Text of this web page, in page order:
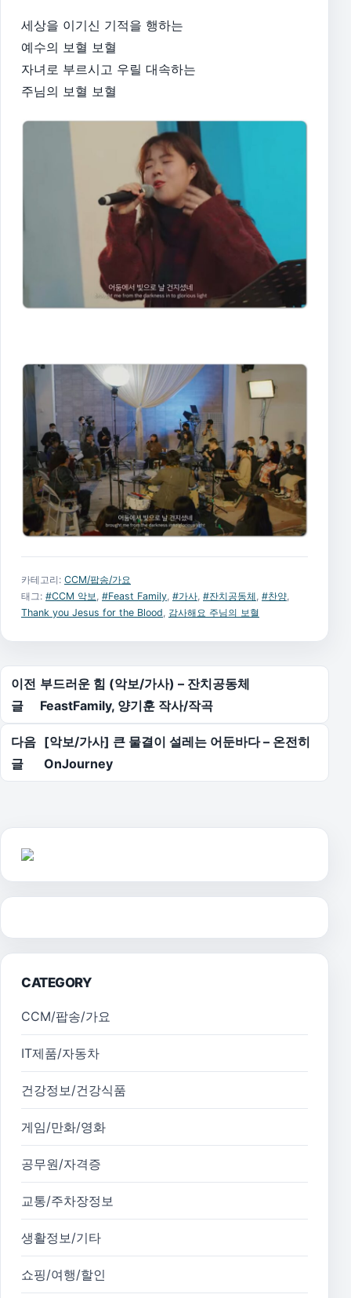
세상을 이기신 기적을 행하는
예수의 보혈 보혈
자녀로 부르시고 우릴 대속하는
주님의 보혈 보혈
카테고리: CCM/팝송/가요
태그: #CCM 악보, #Feast Family, #가사, #잔치공동체, #찬양,
Thank you Jesus for the Blood, 감사해요 주님의 보혈
글 탐색
이전
글
부드러운 힘 (악보/가사) – 잔치공동체
FeastFamily, 양기훈 작사/작곡
다음
글
[악보/가사] 큰 물결이 설레는 어둔바다 – 온전히
OnJourney
CATEGORY
CCM/팝송/가요
IT제품/자동차
건강정보/건강식품
게임/만화/영화
공무원/자격증
교통/주차장정보
생활정보/기타
쇼핑/여행/할인